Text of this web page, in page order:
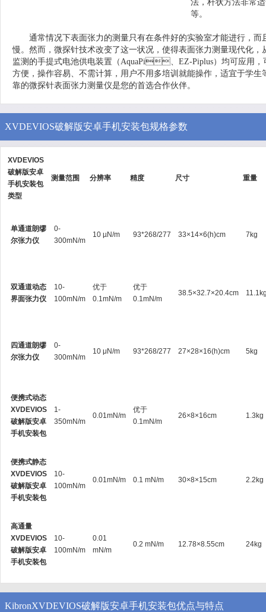
法，杆状方法非常适
等。
通常情况下表面张力的测量只有在条件好的实验室才能进行，而
慢。然而，微探针技术改变了这一状况，使得表面张力测量现代
监测的手提式电池供电装置（AquaPi、EZ-Piplus）均可应用，可靠
方便，操作容易、不需计算，用户不用多培训就能操作，适宜于学
靠的微探针表面张力测量仪是您的首选合作伙伴。
XVDEVIOS破解版安卓手机安装包规格参数
XVDEVIOS
破解版安卓
手机安装包
类型
测量范围 分辨率 精度 尺寸 重量
单通道朗缪
尔张力仪
0-
300mN/m
10 µN/m 93*268/277 33×14×6(h)cm 7kg
双通道动态
界面张力仪
10-
100mN/m
优于
0.1mN/m
优于
0.1mN/m
38.5×32.7×20.4cm
四通道朗缪
尔张力仪
0-
300mN/m
10 μN/m 93*268/277 27×28×16(h)cm 5kg
便携式动态
XVDEVIOS
破解版安卓
手机安装包
1-
350mN/m
0.01mN/m
优于
0.1mN/m
26×8×16cm 1.3kg
便携式静态
XVDEVIOS
破解版安卓
手机安装包
10-
100mN/m
0.01mN/m 0.1 mN/m 30×8×15cm 2.2kg
高通量
XVDEVIOS
破解版安卓
手机安装包
10-
100mN/m
0.01
mN/m
0.2 mN/m 12.78×8.55cm 24kg
KibronXVDEVIOS破解版安卓手机安装包优点与特点